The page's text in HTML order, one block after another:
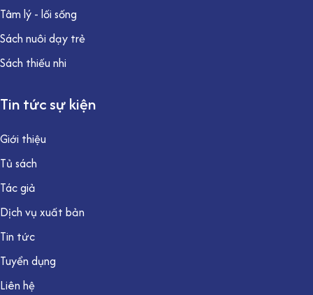
Tâm lý - lối sống
Sách nuôi dạy trẻ
Sách thiếu nhi
Tin tức sự kiện
Giới thiệu
Tủ sách
Tác giả
Dịch vụ xuất bản
Tin tức
Tuyển dụng
Liên hệ